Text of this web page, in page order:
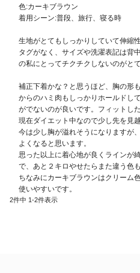
色:カーキブラウン
着用シーン:普段、旅行、寝る時
生地がとてもしっかりしていて伸縮
タグがなく、サイズや洗濯表記は背
の私にとってチクチクしないのがと
補正下着かな？と思うほど、胸の形
からのハミ肉もしっかりホールドし
がでないのが良いです。フィットし
現在ダイエット中なので少し先を見
今は少し胸が溢れそうになりますが
よくなると思います。
思った以上に着心地が良くラインが
で、あと２キロやせたらまた違う色
ちなみにカーキブラウンはクリーム
2件中 1-2件表示